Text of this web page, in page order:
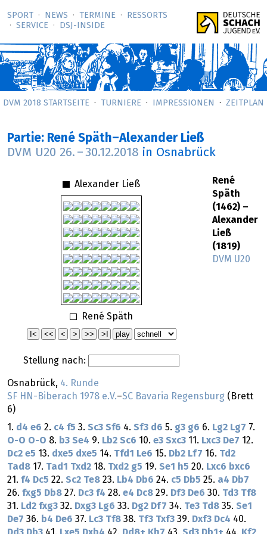
SPORT NEWS TERMINE
RESSORTS
SERVICE
DSJ-­INSIDE
DVM 2018 STARTSEITE TURNIERE IMPRESSIONEN ZEITPLAN
Partie: René Späth–Alexander Ließ
DVM U20 26. – 30.12.2018 in Osnabrück
Alexander Ließ
René Späth
Stellung nach:
René
Späth
(1462) –
Alexander
Ließ
(1819)
DVM U20
Osnabrück, 4. Runde
SF HN-Biberach 1978 e.V.–SC Bavaria Regensburg (Brett
6)
1. d4 e6 2. c4 f5 3. Sc3 Sf6 4. Sf3 d6 5. g3 g6 6. Lg2 Lg7 7.
O-O O-O 8. b3 Se4 9. Lb2 Sc6 10. e3 Sxc3 11. Lxc3 De7 12.
Dc2 e5 13. dxe5 dxe5 14. Tfd1 Le6 15. Db2 Lf7 16. Td2
Tad8 17. Tad1 Txd2 18. Txd2 g5 19. Se1 h5 20. Lxc6 bxc6
21. f4 Dc5 22. Sc2 Te8 23. Lb4 Db6 24. c5 Db5 25. a4 Db7
26. fxg5 Db8 27. Dc3 f4 28. e4 Dc8 29. Df3 De6 30. Td3 Tf8
31. Ld2 fxg3 32. Dxg3 Lg6 33. Dg2 Df7 34. Te3 Td8 35. Se1
De7 36. b4 De6 37. Lc3 Tf8 38. Tf3 Txf3 39. Dxf3 Dc4 40.
Dd3 Db3 41. Lxe5 Dxb4 42. Dd8+ Kh7 43. Sd3 Db1+ 44. Kf2